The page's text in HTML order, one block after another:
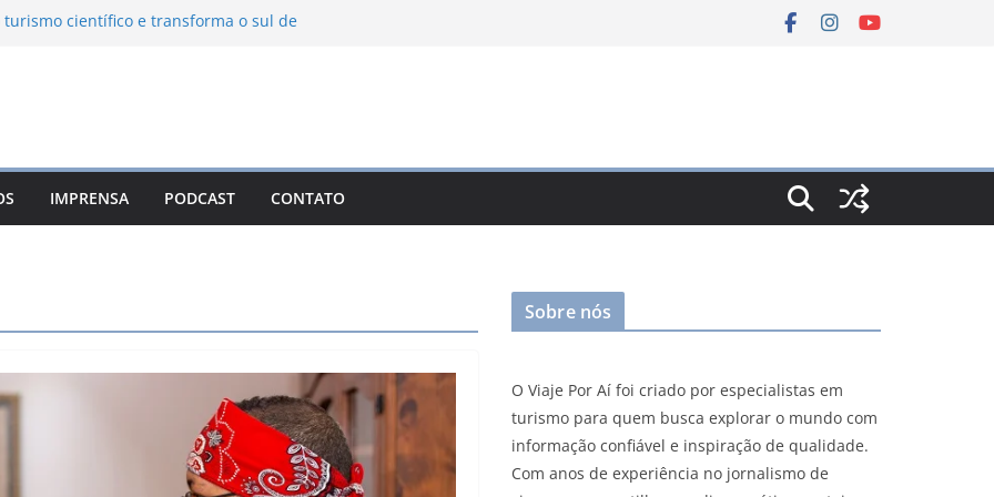
científico e transforma o sul de
das serras brasileiras
Ambiental Immensità bate recorde de
do Jordão
León: o Pueblo Mágico com ruas
e turismo à beira da represa
IMPRENSA PODCAST CONTATO
Sobre nós
O Viaje Por Aí foi criado por especialistas em
turismo para quem busca explorar o mundo com
informação confiável e inspiração de qualidade.
Com anos de experiência no jornalismo de